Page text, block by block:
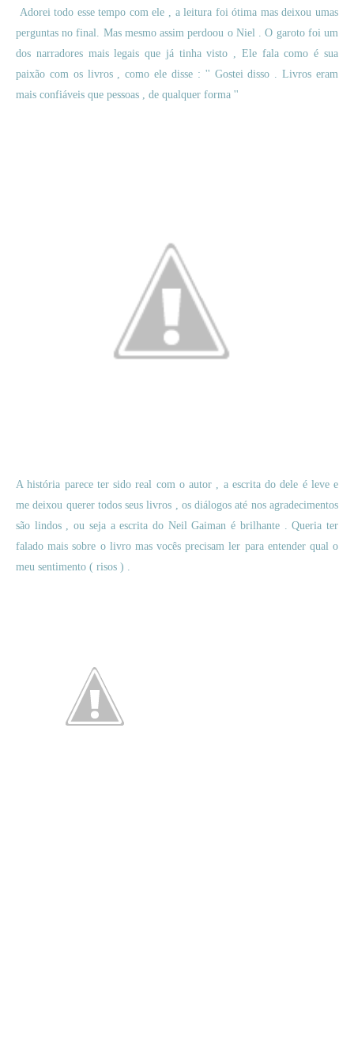
Adorei todo esse tempo com ele , a leitura foi ótima mas deixou umas
perguntas no final. Mas mesmo assim perdoou o Niel . O garoto foi um
dos narradores mais legais que já tinha visto , Ele fala como é sua
paixão com os livros , como ele disse : '' Gostei disso . Livros eram
mais confiáveis que pessoas , de qualquer forma ''
A história parece ter sido real com o autor , a escrita do dele é leve e
me deixou querer todos seus livros , os diálogos até nos agradecimentos
são lindos , ou seja a escrita do Neil Gaiman é brilhante . Queria ter
falado mais sobre o livro mas vocês precisam ler para entender qual o
meu sentimento ( risos ) .